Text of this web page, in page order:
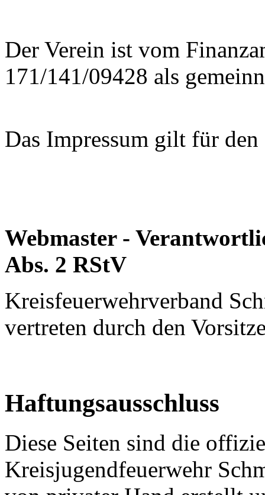
Der Verein ist vom
171/141/09428 als
Das Impressum gilt für
Webmaster -
Abs. 2 RStV
Kreisfeuerwehrverband
vertreten durch den
Haftungsausschluss
Diese Seiten sind die
Kreisjugendfeuerwehr